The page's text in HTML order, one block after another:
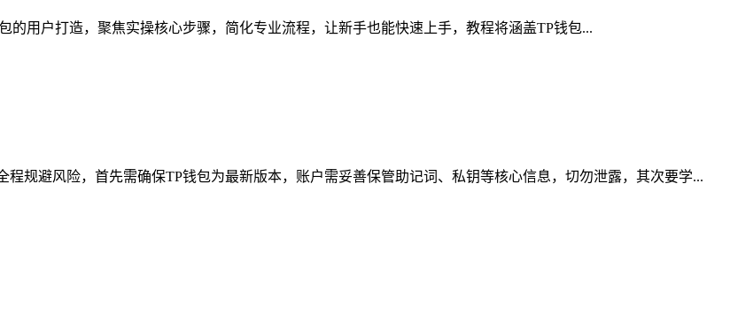
的用户打造，聚焦实操核心步骤，简化专业流程，让新手也能快速上手，教程将涵盖TP钱包...
规避风险，首先需确保TP钱包为最新版本，账户需妥善保管助记词、私钥等核心信息，切勿泄露，其次要学...